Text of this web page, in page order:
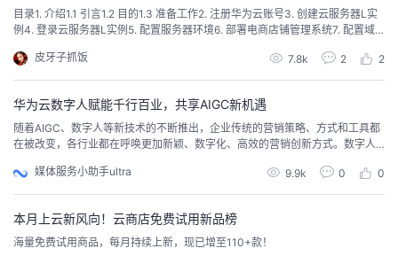
我
子
直
的
我
者
学
堂
我
课
的
我
支
术
云
​目录1. 介绍1.1 引言1.2 目的1.3 准备工作2. 注册华为云账号3. 创建云服务器L实
例4. 登录云服务器L实例5. 配置服务器环境6. 部署电商店铺管理系统7. 配置域
介绍1.1 引言在当今数字化时代，电子商务已经成为了商业发展的重要趋势。为
了满足电商店铺管理的需求，搭建一个稳定、...
皮牙子抓饭 7.8k 2 2
华为云数字人赋能千行百业，共享AIGC新机遇
随着AIGC、数字人等新技术的不断推出，企业传统的营销策略、方式和工具都
在被改变，各行业都在呼唤更加新颖、数字化、高效的营销创新方式。数字人
GC双轮产业进步，数字人迎来发展热潮。9月22日，在华为全联接大会202
3“加速行业智能化”大会期间，华为云与来自中国信通院虚拟现实与元宇宙产业
媒体服务小助手ultra 9.9k 0 0
本月上云新风向！云商店免费试用新品榜
海量免费试用商品，每月持续上新，现已增至110+款！